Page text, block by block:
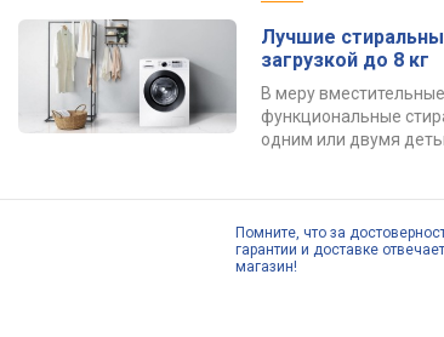
Лучшие
загрузкой до 8 кг
В меру
функциональные
одним или двумя
Помните, что за
гарантии и доставке
магазин!